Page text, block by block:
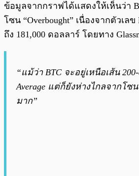
ข้อมูลจากกราฟได้แสดงให้เห็นว่า
โซน “Overbought” เนื่องจากตัวเล
ถึง 181,000 ดอลลาร์ โดยทาง
“แม้ว่า BTC จะอยู่เหนือเส้น
Average แต่ก็ยังห่างไกลจากโซน
มาก”